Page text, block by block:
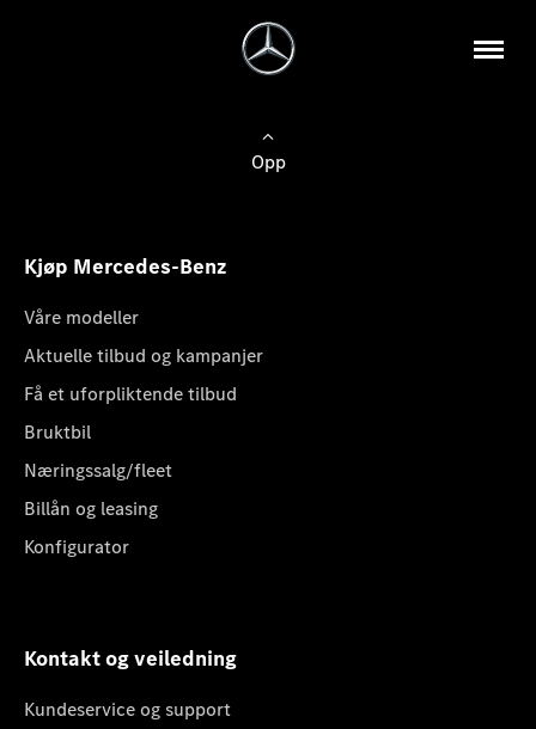
Opp
Kjøp Mercedes-Benz
Våre modeller
Aktuelle tilbud og kampanjer
Få et uforpliktende tilbud
Bruktbil
Næringssalg/fleet
Billån og leasing
Konfigurator
Kontakt og veiledning
Kundeservice og support